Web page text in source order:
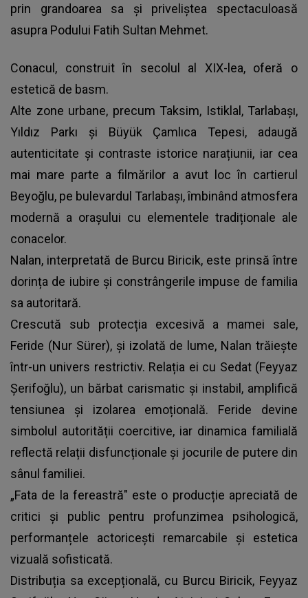
prin grandoarea sa și priveliștea spectaculoasă
asupra Podului Fatih Sultan Mehmet.
Conacul, construit în secolul al XIX-lea, oferă o
estetică de basm.
Alte zone urbane, precum Taksim, Istiklal, Tarlabaşı,
Yıldız Parkı și Büyük Çamlıca Tepesi, adaugă
autenticitate și contraste istorice narațiunii, iar cea
mai mare parte a filmărilor a avut loc în cartierul
Beyoğlu, pe bulevardul Tarlabaşı, îmbinând atmosfera
modernă a orașului cu elementele tradiționale ale
conacelor.
Nalan, interpretată de Burcu Biricik, este prinsă între
dorința de iubire și constrângerile impuse de familia
sa autoritară.
Crescută sub protecția excesivă a mamei sale,
Feride (Nur Sürer), și izolată de lume, Nalan trăiește
într-un univers restrictiv. Relația ei cu Sedat (Feyyaz
Şerifoğlu), un bărbat carismatic și instabil, amplifică
tensiunea și izolarea emoțională. Feride devine
simbolul autorității coercitive, iar dinamica familială
reflectă relații disfuncționale și jocurile de putere din
sânul familiei.
„Fata de la fereastră" este o producție apreciată de
critici și public pentru profunzimea psihologică,
performanțele actoricești remarcabile și estetica
vizuală sofisticată.
Distribuția sa excepțională, cu Burcu Biricik, Feyyaz